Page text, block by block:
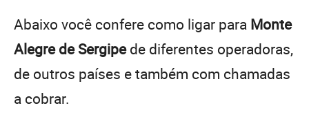
Abaixo você confere como ligar para Monte
Alegre de Sergipede diferentes operadoras,
de outros países e também com chamadas
a cobrar.